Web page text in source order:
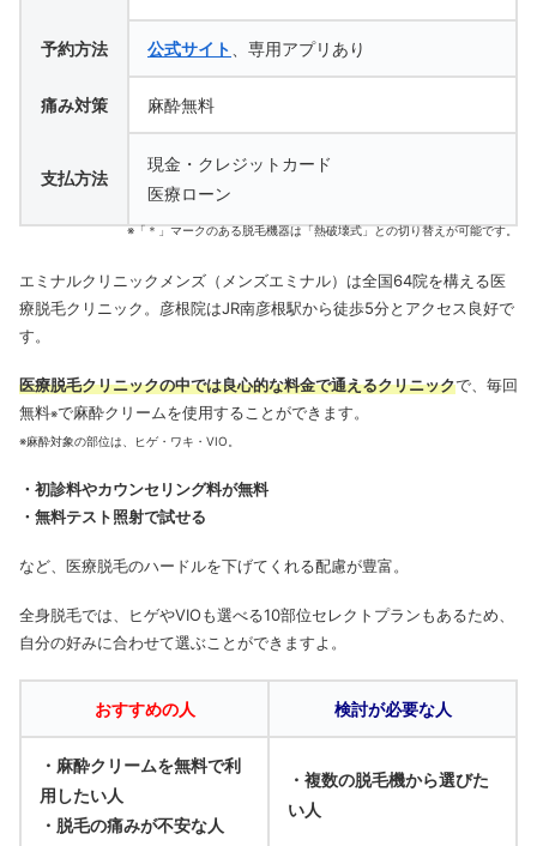
予約方法 公式サイト 、専用アプリあり
痛み対策 麻酔無料
支払方法
現金・クレジットカード
医療ローン
※「＊」マークのある脱毛機器は「熱破壊式」との切り替えが可能です。
エミナルクリニックメンズ（メンズエミナル）は全国64院を構える医
療脱毛クリニック。彦根院はJR南彦根駅から徒歩5分とアクセス良好で
す。
医療脱毛クリニックの中では良心的な料金で通えるクリニックで、毎回
無料※で麻酔クリームを使用することができます。
※麻酔対象の部位は、ヒゲ・ワキ・VIO。
・初診料やカウンセリング料が無料
・無料テスト照射で試せる
など、医療脱毛のハードルを下げてくれる配慮が豊富。
全身脱毛では、ヒゲやVIOも選べる10部位セレクトプランもあるため、
自分の好みに合わせて選ぶことができますよ。
おすすめの人 検討が必要な人
・麻酔クリームを無料で利
用したい人
・脱毛の痛みが不安な人
・複数の脱毛機から選びた
い人